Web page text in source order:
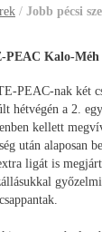
/ Jobb pécsi
PEAC Kalo-
PEAC-nak két
hétvégén a 2.
kellett
után alaposan
ligát is